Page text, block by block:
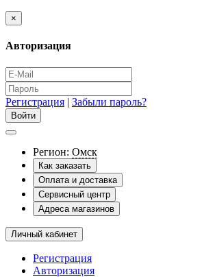
×
Авторизация
Регистрация | Забыли пароль?
Регион: Омск
Как заказать
Оплата и доставка
Сервисный центр
Адреса магазинов
Личный кабинет
Регистрация
Авторизация